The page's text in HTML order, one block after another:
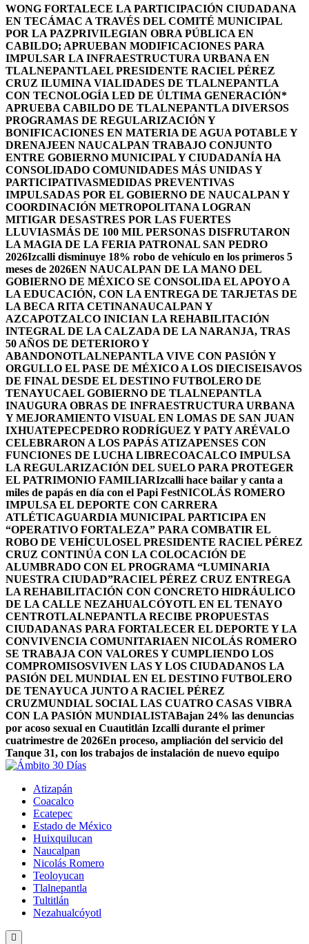
WONG FORTALECE LA PARTICIPACIÓN CIUDADANA
EN TECÁMAC A TRAVÉS DEL COMITÉ MUNICIPAL
POR LA PAZPRIVILEGIAN OBRA PÚBLICA EN
CABILDO; APRUEBAN MODIFICACIONES PARA
IMPULSAR LA INFRAESTRUCTURA URBANA EN
TLALNEPANTLAEL PRESIDENTE RACIEL PÉREZ
CRUZ ILUMINA VIALIDADES DE TLALNEPANTLA
CON TECNOLOGÍA LED DE ÚLTIMA GENERACIÓN*
APRUEBA CABILDO DE TLALNEPANTLA DIVERSOS
PROGRAMAS DE REGULARIZACIÓN Y
BONIFICACIONES EN MATERIA DE AGUA POTABLE Y
DRENAJEEN NAUCALPAN TRABAJO CONJUNTO
ENTRE GOBIERNO MUNICIPAL Y CIUDADANÍA HA
CONSOLIDADO COMUNIDADES MÁS UNIDAS Y
PARTICIPATIVASMEDIDAS PREVENTIVAS
IMPULSADAS POR EL GOBIERNO DE NAUCALPAN Y
COORDINACIÓN METROPOLITANA LOGRAN
MITIGAR DESASTRES POR LAS FUERTES
LLUVIASMÁS DE 100 MIL PERSONAS DISFRUTARON
LA MAGIA DE LA FERIA PATRONAL SAN PEDRO
2026Izcalli disminuye 18% robo de vehículo en los primeros 5
meses de 2026EN NAUCALPAN DE LA MANO DEL
GOBIERNO DE MÉXICO SE CONSOLIDA EL APOYO A
LA EDUCACIÓN, CON LA ENTREGA DE TARJETAS DE
LA BECA RITA CETINANAUCALPAN Y
AZCAPOTZALCO INICIAN LA REHABILITACIÓN
INTEGRAL DE LA CALZADA DE LA NARANJA, TRAS
50 AÑOS DE DETERIORO Y
ABANDONOTLALNEPANTLA VIVE CON PASIÓN Y
ORGULLO EL PASE DE MÉXICO A LOS DIECISEISAVOS
DE FINAL DESDE EL DESTINO FUTBOLERO DE
TENAYUCAEL GOBIERNO DE TLALNEPANTLA
INAUGURA OBRAS DE INFRAESTRUCTURA URBANA
Y MEJORAMIENTO VISUAL EN LOMAS DE SAN JUAN
IXHUATEPECPEDRO RODRÍGUEZ Y PATY ARÉVALO
CELEBRARON A LOS PAPÁS ATIZAPENSES CON
FUNCIONES DE LUCHA LIBRECOACALCO IMPULSA
LA REGULARIZACIÓN DEL SUELO PARA PROTEGER
EL PATRIMONIO FAMILIARIzcalli hace bailar y canta a
miles de papás en día con el Papi FestNICOLÁS ROMERO
IMPULSA EL DEPORTE CON CARRERA
ATLÉTICAGUARDIA MUNICIPAL PARTICIPA EN
“OPERATIVO FORTALEZA” PARA COMBATIR EL
ROBO DE VEHÍCULOSEL PRESIDENTE RACIEL PÉREZ
CRUZ CONTINÚA CON LA COLOCACIÓN DE
ALUMBRADO CON EL PROGRAMA “LUMINARIA
NUESTRA CIUDAD”RACIEL PÉREZ CRUZ ENTREGA
LA REHABILITACIÓN CON CONCRETO HIDRÁULICO
DE LA CALLE NEZAHUALCÓYOTL EN EL TENAYO
CENTROTLALNEPANTLA RECIBE PROPUESTAS
CIUDADANAS PARA FORTALECER EL DEPORTE Y LA
CONVIVENCIA COMUNITARIAEN NICOLÁS ROMERO
SE TRABAJA CON VALORES Y CUMPLIENDO LOS
COMPROMISOSVIVEN LAS Y LOS CIUDADANOS LA
PASIÓN DEL MUNDIAL EN EL DESTINO FUTBOLERO
DE TENAYUCA JUNTO A RACIEL PÉREZ
CRUZMUNDIAL SOCIAL LAS CUATRO CASAS VIBRA
CON LA PASIÓN MUNDIALISTABajan 24% las denuncias
por acoso sexual en Cuautitlán Izcalli durante el primer
cuatrimestre de 2026En proceso, ampliación del servicio del
Tanque 31, con los trabajos de instalación de nuevo equipo
Atizapán
Coacalco
Ecatepec
Estado de México
Huixquilucan
Naucalpan
Nicolás Romero
Teoloyucan
Tlalnepantla
Tultitlán
Nezahualcóyotl